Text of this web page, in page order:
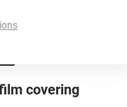
covering
en passant par le
pour la garder en